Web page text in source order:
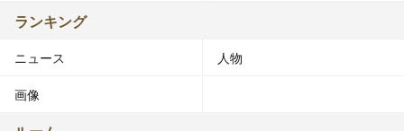
ランキング
ニュース 人物
画像